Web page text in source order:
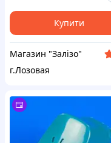
Купити
Магазин "Залізо"
г.Лозовая